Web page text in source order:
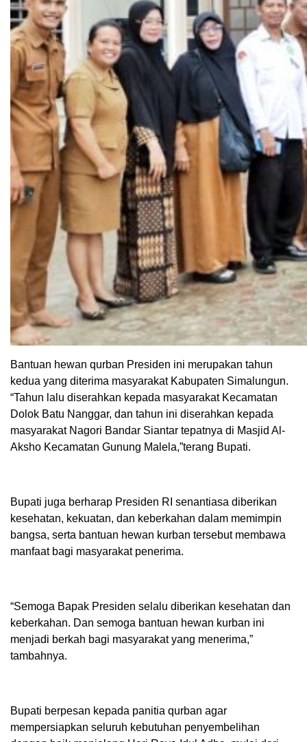
Bantuan hewan qurban Presiden ini merupakan tahun
kedua yang diterima masyarakat Kabupaten Simalungun.
“Tahun lalu diserahkan kepada masyarakat Kecamatan
Dolok Batu Nanggar, dan tahun ini diserahkan kepada
masyarakat Nagori Bandar Siantar tepatnya di Masjid Al-
Aksho Kecamatan Gunung Malela,”terang Bupati.
Bupati juga berharap Presiden RI senantiasa diberikan
kesehatan, kekuatan, dan keberkahan dalam memimpin
bangsa, serta bantuan hewan kurban tersebut membawa
manfaat bagi masyarakat penerima.
“Semoga Bapak Presiden selalu diberikan kesehatan dan
keberkahan. Dan semoga bantuan hewan kurban ini
menjadi berkah bagi masyarakat yang menerima,”
tambahnya.
Bupati berpesan kepada panitia qurban agar
mempersiapkan seluruh kebutuhan penyembelihan